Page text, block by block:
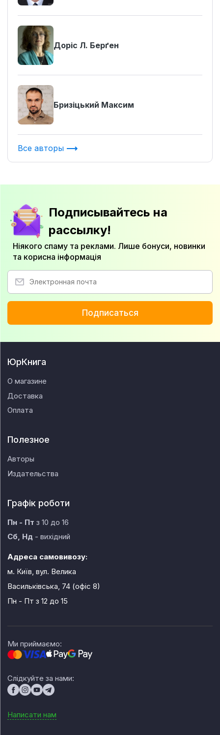
Доріс Л. Берґен
Бризіцький Максим
Все авторы
Подписывайтесь на
рассылку!
Ніякого спаму та реклами. Лише бонуси, новинки
та корисна інформація
Подписаться
ЮрКнига
О магазине
Доставка
Оплата
Полезное
Авторы
Издательства
Графік роботи
Пн - Пт з 10 до 16
Сб, Нд - вихідний
Адреса самовивозу:
м. Київ, вул. Велика
Васильківська, 74 (офіс 8)
Пн - Пт з 12 до 15
Ми приймаємо:
Слідкуйте за нами:
Написати нам